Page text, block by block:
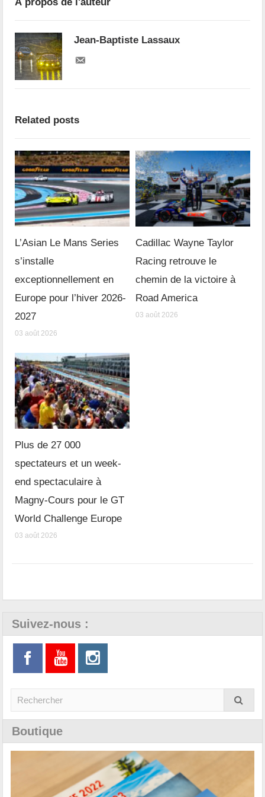
Jean-Baptiste Lassaux
Related posts
L’Asian Le Mans Series
s’installe
exceptionnellement en
Europe pour l’hiver 2026-
2027
03 août 2026
Cadillac Wayne Taylor
Racing retrouve le
chemin de la victoire à
Road America
03 août 2026
Plus de 27 000
spectateurs et un week-
end spectaculaire à
Magny-Cours pour le GT
World Challenge Europe
03 août 2026
Suivez-nous :
Boutique